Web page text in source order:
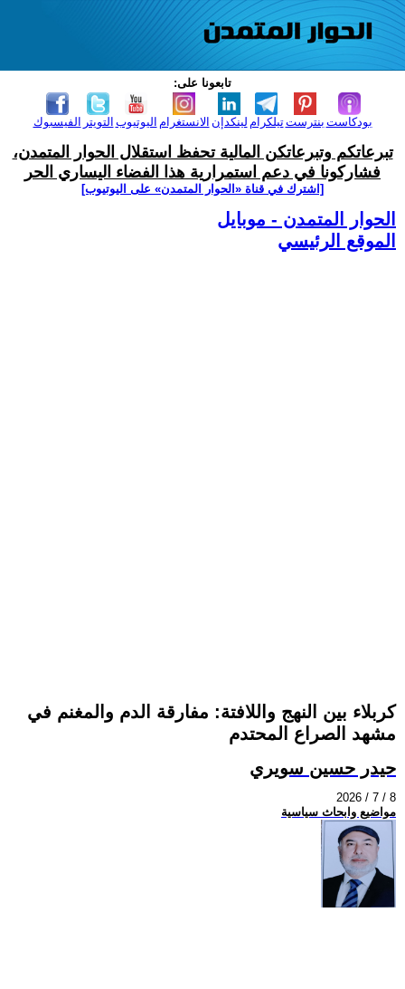
تابعونا على:
الفيسبوك التويتر اليوتيوب الانستغرام لينكدإن تيلكرامبنترست بودكاست
تبرعاتكم وتبرعاتكن المالية تحفظ استقلال الحوار المتمدن،
فشاركونا في دعم استمرارية هذا الفضاء اليساري الحر
[اشترك في قناة ‫«الحوار المتمدن» على اليوتيوب]
الحوار المتمدن - موبايل
الموقع الرئيسي
كربلاء بين النهج واللافتة: مفارقة الدم والمغنم في
مشهد الصراع المحتدم
حيدر حسين سويري
2026 / 7 / 8
مواضيع وابحاث سياسية